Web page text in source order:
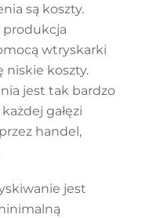
są koszty.
produkcja
wtryskarki
niskie koszty.
jest tak bardzo
gałęzi
handel,
jest